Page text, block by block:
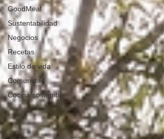
GoodMeal
Sustentabilidad
Negocios
Recetas
Estilo de vida
Comunidad
Cocina sostenible